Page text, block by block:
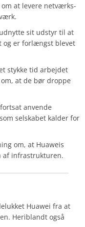
at levere netværks-
sit udstyr til at
og er forlængst blevet
stykke tid arbejdet
at de bør droppe
anvende
selskabet kalder for
om, at Huaweis
af infrastrukturen.
Huawei fra at
Heriblandt også